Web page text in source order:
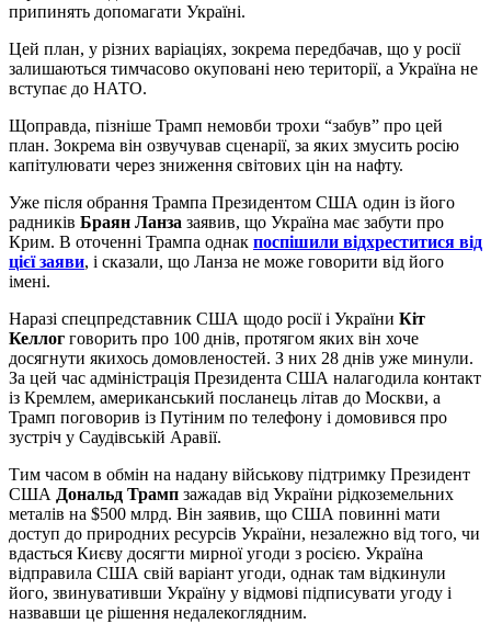
припинять допомагати Україні.
Цей план, у різних варіаціях, зокрема передбачав, що у росії
залишаються тимчасово окуповані нею території, а Україна не
вступає до НАТО.
Щоправда, пізніше Трамп немовби трохи “забув” про цей
план. Зокрема він озвучував сценарії, за яких змусить росію
капітулювати через зниження світових цін на нафту.
Уже після обрання Трампа Президентом США один із його
радників Браян Ланза заявив, що Україна має забути про
Крим. В оточенні Трампа однак поспішили відхреститися від
цієї заяви, і сказали, що Ланза не може говорити від його
імені.
Наразі спецпредставник США щодо росії і України Кіт
Келлог говорить про 100 днів, протягом яких він хоче
досягнути якихось домовленостей. З них 28 днів уже минули.
За цей час адміністрація Президента США налагодила контакт
із Кремлем, американський посланець літав до Москви, а
Трамп поговорив із Путіним по телефону і домовився про
зустріч у Саудівській Аравії.
Тим часом в обмін на надану військову підтримку Президент
США Дональд Трамп зажадав від України рідкоземельних
металів на $500 млрд. Він заявив, що США повинні мати
доступ до природних ресурсів України, незалежно від того, чи
вдасться Києву досягти мирної угоди з росією. Україна
відправила США свій варіант угоди, однак там відкинули
його, звинувативши Україну у відмові підписувати угоду і
назвавши це рішення недалекоглядним.